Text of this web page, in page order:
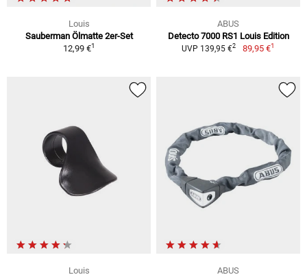
Louis
Sauberman Ölmatte 2er-Set
12,99 €1
ABUS
Detecto 7000 RS1 Louis Edition
UVP 139,95 €2 89,95 €1
Louis
ABUS